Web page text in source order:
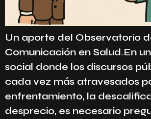
Un aporte del Observatorio
Comunicación en Salud.En
social donde los discursos
cada vez más atravesados
enfrentamiento, la
desprecio, es necesario